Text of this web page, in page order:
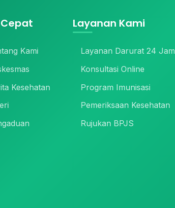
Cepat
Kami
Kesehatan
Layanan Kami
Layanan Darurat 24 Jam
Konsultasi Online
Program Imunisasi
Pemeriksaan Kesehatan
Rujukan BPJS